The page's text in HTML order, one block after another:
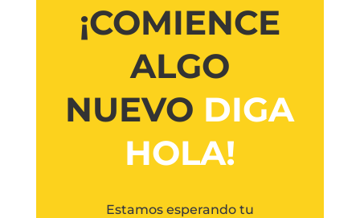
¡COMIENCE
ALGO
NUEVO DIGA
HOLA!
Estamos esperando tu